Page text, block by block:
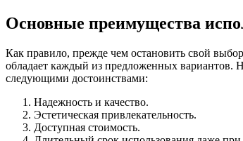
Основные преимущества
Как правило, прежде чем остановить свой
обладает каждый из предложенных вариантов.
следующими достоинствами:
Надежность и качество.
Эстетическая привлекательность.
Доступная стоимость.